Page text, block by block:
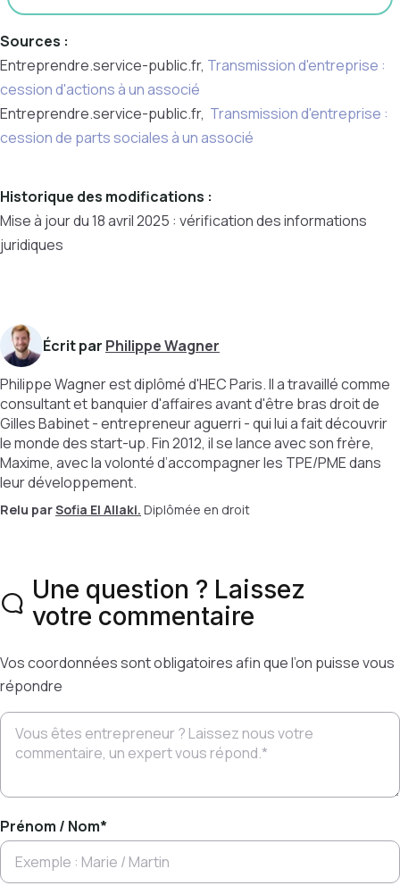
Sources :
Entreprendre.service-public.fr, Transmission d'entreprise :
cession d'actions à un associé
Entreprendre.service-public.fr, Transmission d'entreprise :
cession de parts sociales à un associé
Historique des modifications :
Mise à jour du 18 avril 2025 : vérification des informations
juridiques
Écrit par Philippe Wagner
Philippe Wagner est diplômé d'HEC Paris. Il a travaillé comme
consultant et banquier d'affaires avant d'être bras droit de
Gilles Babinet - entrepreneur aguerri - qui lui a fait découvrir
le monde des start-up. Fin 2012, il se lance avec son frère,
Maxime, avec la volonté d’accompagner les TPE/PME dans
leur développement.
Relu parSofia El Allaki. Diplômée en droit
Une question ? Laissez
votre commentaire
Vos coordonnées sont obligatoires afin que l’on puisse vous
répondre
Prénom / Nom*